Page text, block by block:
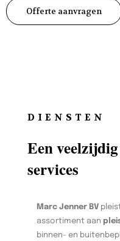
Offerte aanvragen
DIENSTEN
Een
services
Marc Jenner BV
assortiment aan
binnen- en